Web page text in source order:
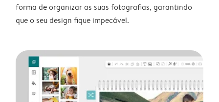
forma de organizar as suas fotografias, garantindo
que o seu design fique impecável.